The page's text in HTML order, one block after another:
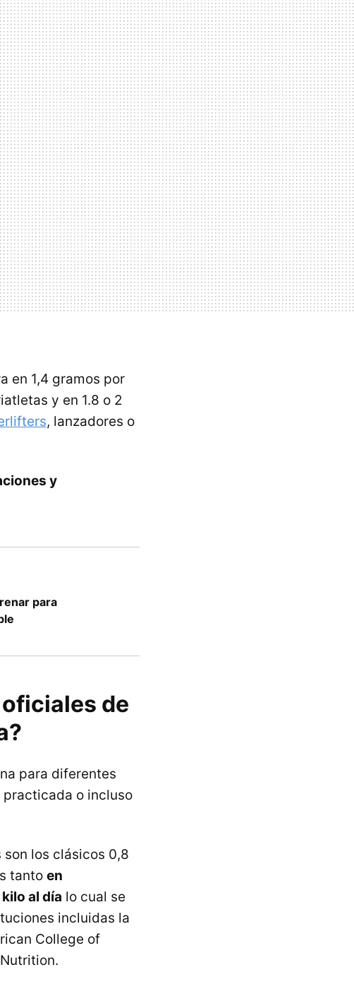
en 1,4 gramos por
y en 1.8 o 2
, lanzadores o
y
para
de
para diferentes
o incluso
los clásicos 0,8
tanto en
al día lo cual se
incluidas la
College of